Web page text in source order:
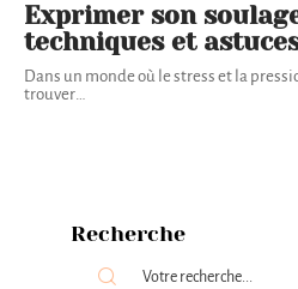
Exprimer son
techniques et
Dans un monde où le stress et la
trouver…
Recherche